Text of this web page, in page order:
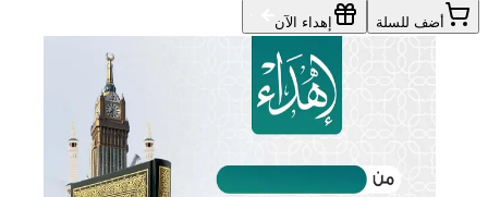
أضف للسلة إهداء الآن